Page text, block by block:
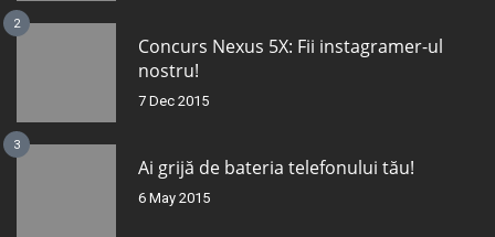
2
Concurs Nexus 5X: Fii instagramer-ul
nostru!
7 Dec 2015
3
Ai grijă de bateria telefonului tău!
6 May 2015